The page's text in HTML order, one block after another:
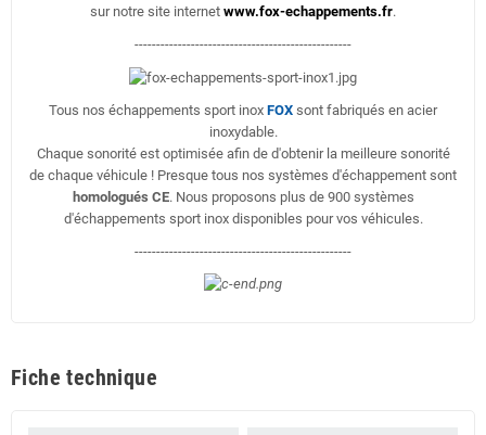
sur notre site internet www.fox-echappements.fr.
--------------------------------------------------
Tous nos échappements sport inox FOX sont fabriqués en acier
inoxydable.
Chaque sonorité est optimisée afin de d'obtenir la meilleure sonorité
de chaque véhicule ! Presque tous nos systèmes d'échappement sont
homologués CE. Nous proposons plus de 900 systèmes
d'échappements sport inox disponibles pour vos véhicules.
--------------------------------------------------
Fiche technique